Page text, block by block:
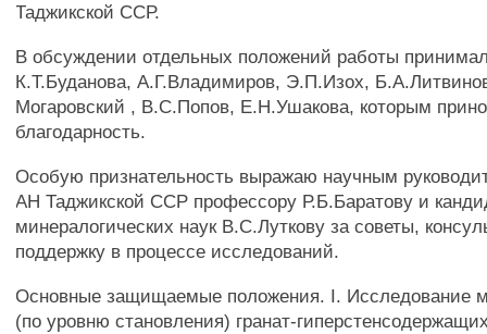
Таджикской ССР.
В обсуждении отдельных положений работы
К.Т.Буданова, А.Г.Владимиров, Э.П.Изох,
Могаровский , В.С.Попов, Е.Н.Ушакова, которым
благодарность.
Особую признательность выражаю научным
АН Таджикской ССР профессору Р.Б.Баратову и
минералогических наук В.С.Луткову за советы,
поддержку в процессе исследований.
Основные защищаемые положения. I. Исследование
(по уровню становления) гранат-